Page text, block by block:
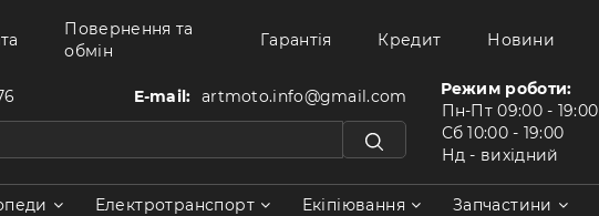
Повернення та
обмін
Гарантія Кредит Новини
E-mail: artmoto.info@gmail.com
Режим роботи:
Пн-Пт 09:00 - 19:00
Сб 10:00 - 19:00
Нд - вихідний
Електротранспорт Екіпіювання Запчастини